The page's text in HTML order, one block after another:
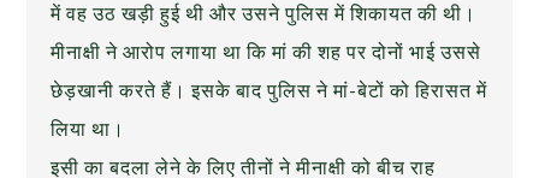
में वह उठ खड़ी हुई थी और उसने पुलिस में शिकायत की थी।
मीनाक्षी ने आरोप लगाया था कि मां की शह पर दोनों भाई उससे
छेड़खानी करते हैं। इसके बाद पुलिस ने मां-बेटों को हिरासत में
लिया था।
इसी का बदला लेने के लिए तीनों ने मीनाक्षी को बीच राह